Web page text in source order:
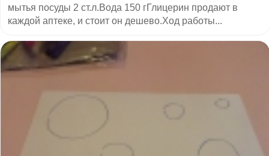
мытья посуды 2 ст.л.Вода 150 гГлицерин продают в
каждой аптеке, и стоит он дешево.Ход работы...